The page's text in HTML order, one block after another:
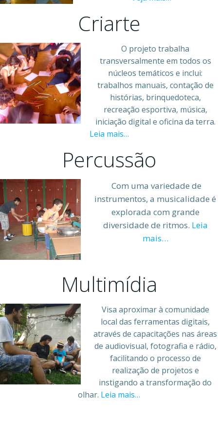
Criarte
O projeto trabalha
transversalmente em todos os
núcleos temáticos e inclui:
trabalhos manuais, contação de
histórias, brinquedoteca,
recreação esportiva, música,
iniciação digital e oficina da terra.
Leia mais…
Percussão
Com uma variedade de
instrumentos, a musicalidade é
explorada com grande
diversidade de ritmos. Leia
mais…
Multimídia
Visa aproximar à comunidade
local das ferramentas digitais,
através de capacitações nas áreas
de audiovisual, fotografia e rádio,
facilitando o processo de
realização de projetos e
instigando a transformação do
olhar. Leia mais…